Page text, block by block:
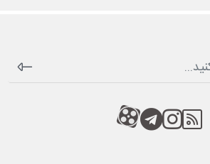
RSS
کانال آپارات
کانال تلگرام
کانال آپارات